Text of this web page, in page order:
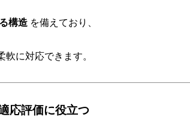
構造 を備えており、
に対応できます。
応評価に役立つ